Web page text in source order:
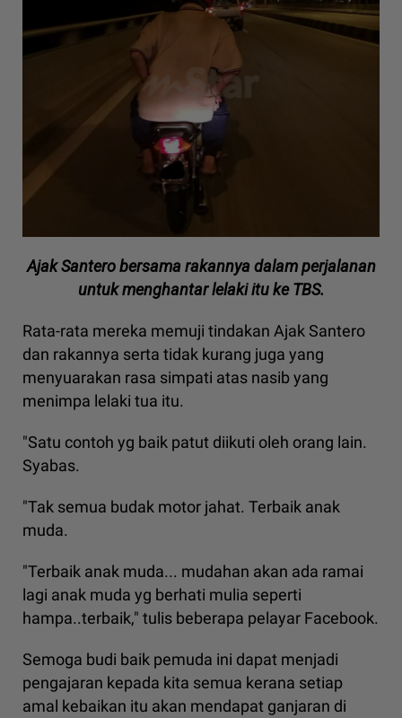
Ajak Santero bersama rakannya dalam perjalanan
untuk menghantar lelaki itu ke TBS.
Rata-rata mereka memuji tindakan Ajak Santero
dan rakannya serta tidak kurang juga yang
menyuarakan rasa simpati atas nasib yang
menimpa lelaki tua itu.
"Satu contoh yg baik patut diikuti oleh orang lain.
Syabas.
"Tak semua budak motor jahat. Terbaik anak
muda.
"Terbaik anak muda... mudahan akan ada ramai
lagi anak muda yg berhati mulia seperti
hampa..terbaik," tulis beberapa pelayar Facebook.
Semoga budi baik pemuda ini dapat menjadi
pengajaran kepada kita semua kerana setiap
amal kebaikan itu akan mendapat ganjaran di